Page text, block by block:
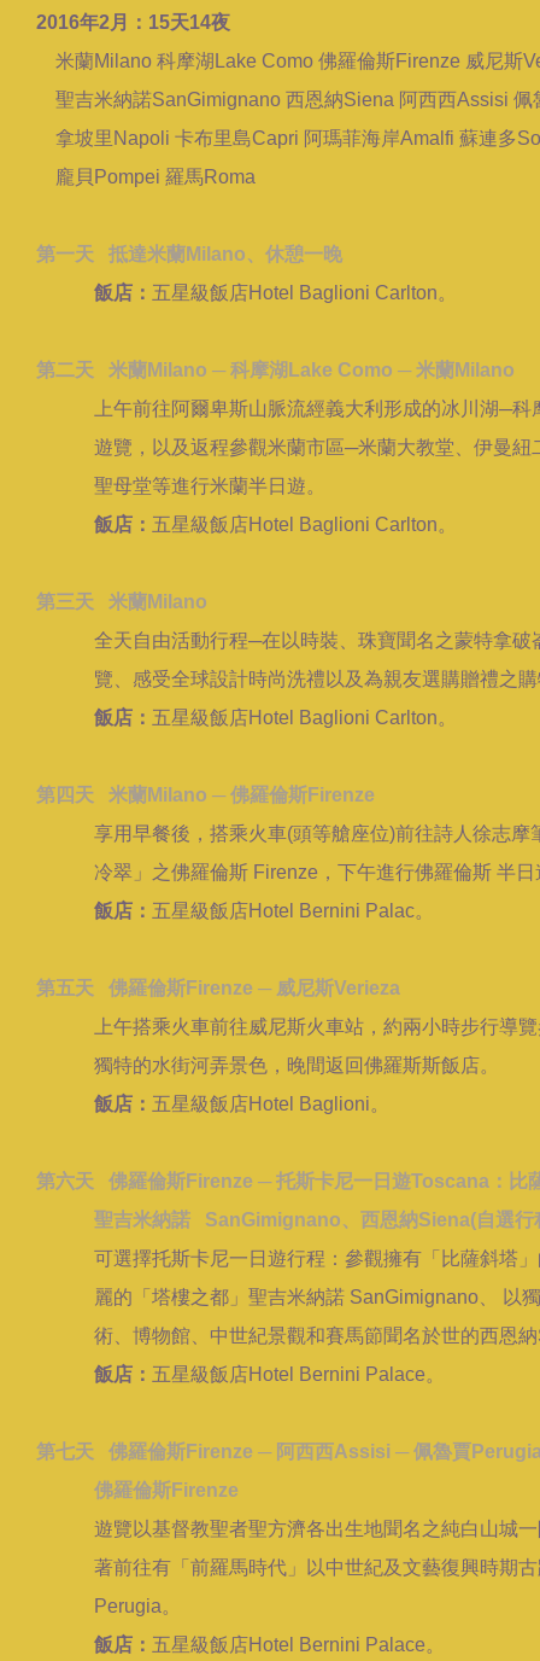
2016年2月：15天14夜
米蘭Milano 科摩湖Lake Como 佛羅倫斯Firenze 威尼斯
聖吉米納諾SanGimignano 西恩納Siena 阿西西Assisi 佩
拿坡里Napoli 卡布里島Capri 阿瑪菲海岸Amalfi 蘇連多
龐貝Pompei 羅馬Roma
第一天 抵達米蘭Milano、休憩一晚
飯店： 五星級飯店Hotel Baglioni Carlton。
第二天 米蘭Milano ─ 科摩湖Lake Como ─ 米蘭Milano
上午前往阿爾卑斯山脈流經義大利形成的冰川湖─科
遊覽，以及返程參觀米蘭市區─米蘭大教堂、伊曼紐
聖母堂等進行米蘭半日遊。
飯店： 五星級飯店Hotel Baglioni Carlton。
第三天 米蘭Milano
全天自由活動行程─在以時裝、珠寶聞名之蒙特拿破
覽、感受全球設計時尚洗禮以及為親友選購贈禮之購
飯店： 五星級飯店Hotel Baglioni Carlton。
第四天 米蘭Milano ─ 佛羅倫斯Firenze
享用早餐後，搭乘火車(頭等艙座位)前往詩人徐志摩
冷翠」之佛羅倫斯 Firenze，下午進行佛羅倫斯 半日
飯店： 五星級飯店Hotel Bernini Palac。
第五天 佛羅倫斯Firenze ─ 威尼斯Verieza
上午搭乘火車前往威尼斯火車站，約兩小時步行導覽
獨特的水街河弄景色，晚間返回佛羅斯斯飯店。
飯店： 五星級飯店Hotel Baglioni。
第六天 佛羅倫斯Firenze ─托斯卡尼一日遊Toscana：比
聖吉米納諾 SanGimignano、西恩納Siena(自選行
可選擇托斯卡尼一日遊行程：參觀擁有「比薩斜塔」
麗的「塔樓之都」聖吉米納諾 SanGimignano、 以獨
術、博物館、中世紀景觀和賽馬節聞名於世的西恩納
飯店： 五星級飯店Hotel Bernini Palace。
第七天 佛羅倫斯Firenze ─ 阿西西Assisi ─ 佩魯賈
佛羅倫斯Firenze
遊覽以基督教聖者聖方濟各出生地聞名之純白山城一
著前往有「前羅馬時代」以中世紀及文藝復興時期古
Perugia。
飯店： 五星級飯店Hotel Bernini Palace。